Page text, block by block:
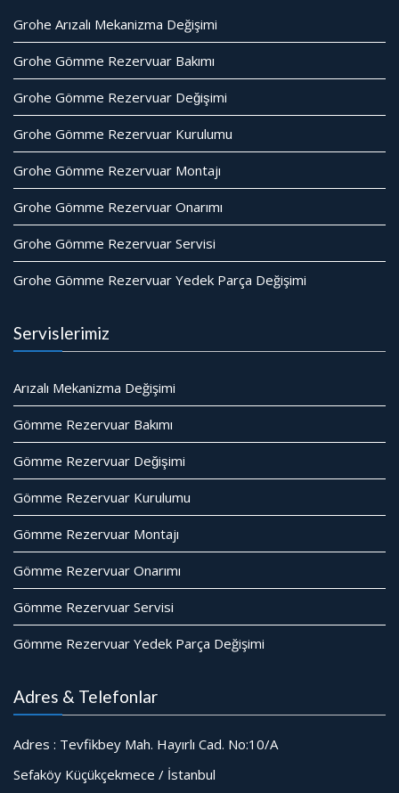
Grohe Arızalı Mekanizma Değişimi
Grohe Gömme Rezervuar Bakımı
Grohe Gömme Rezervuar Değişimi
Grohe Gömme Rezervuar Kurulumu
Grohe Gömme Rezervuar Montajı
Grohe Gömme Rezervuar Onarımı
Grohe Gömme Rezervuar Servisi
Grohe Gömme Rezervuar Yedek Parça Değişimi
Servislerimiz
Arızalı Mekanizma Değişimi
Gömme Rezervuar Bakımı
Gömme Rezervuar Değişimi
Gömme Rezervuar Kurulumu
Gömme Rezervuar Montajı
Gömme Rezervuar Onarımı
Gömme Rezervuar Servisi
Gömme Rezervuar Yedek Parça Değişimi
Adres & Telefonlar
Adres : Tevfikbey Mah. Hayırlı Cad. No:10/A
Sefaköy Küçükçekmece / İstanbul